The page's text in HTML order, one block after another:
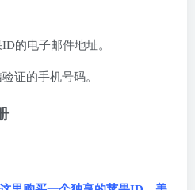
的电子邮件地址。
证的手机号码。